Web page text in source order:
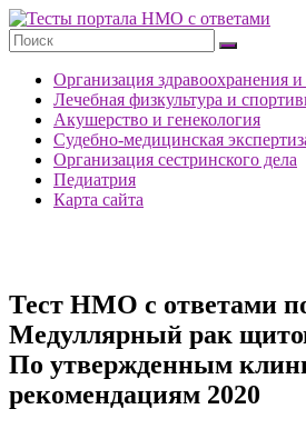
Перейти
к
содержимому
Тесты
НМО
ответами
Организация здравоохранения
Лечебная физкультура и
Акушерство и генекология
Судебно-медицинская
Организация сестринского дела
Педиатрия
Карта сайта
Тест НМО с ответами
Медуллярный рак
По утвержденным
рекомендациям 2020